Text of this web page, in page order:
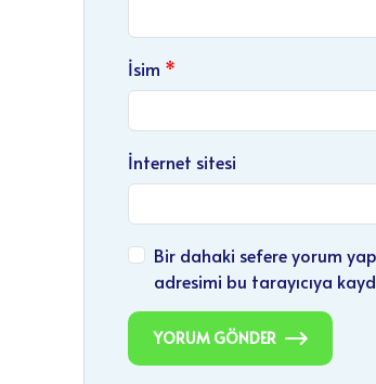
İsim
İnternet sitesi
Bir dahaki sefere yorum
adresimi bu tarayıcıya
YORUM GÖNDER